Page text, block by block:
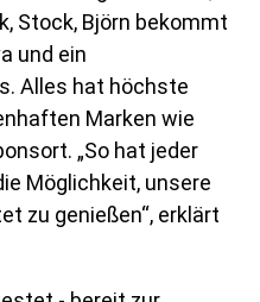
Stock, Björn bekommt
und ein
Alles hat höchste
Marken wie
„So hat jeder
Möglichkeit, unsere
zu genießen“, erklärt